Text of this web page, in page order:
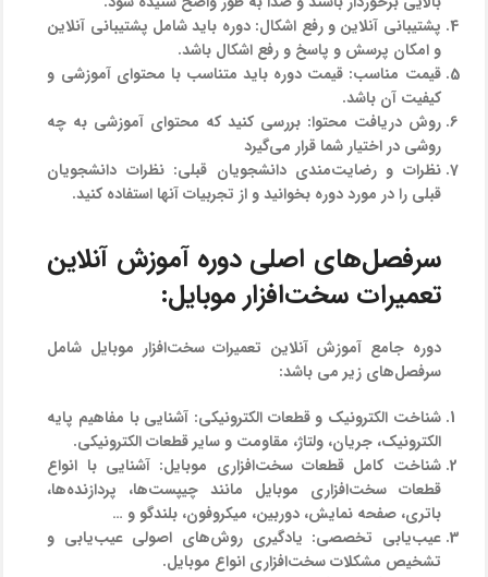
پشتیبانی آنلاین و رفع اشکال: دوره باید شامل پشتیبانی آنلاین
و امکان پرسش و پاسخ و رفع اشکال باشد.
قیمت مناسب: قیمت دوره باید متناسب با محتوای آموزشی و
کیفیت آن باشد.
روش دریافت محتوا: بررسی کنید که محتوای آموزشی به چه
روشی در اختیار شما قرار می‌گیرد
نظرات و رضایت‌مندی دانشجویان قبلی: نظرات دانشجویان
قبلی را در مورد دوره بخوانید و از تجربیات آنها استفاده کنید.
سرفصل‌های اصلی دوره آموزش آنلاین
تعمیرات سخت‌افزار موبایل:
دوره جامع آموزش آنلاین تعمیرات سخت‌افزار موبایل شامل
سرفصل‌های زیر می باشد:
شناخت الکترونیک و قطعات الکترونیکی: آشنایی با مفاهیم پایه
الکترونیک، جریان، ولتاژ، مقاومت و سایر قطعات الکترونیکی.
شناخت کامل قطعات سخت‌افزاری موبایل: آشنایی با انواع
قطعات سخت‌افزاری موبایل مانند چیپست‌ها، پردازنده‌ها،
باتری، صفحه نمایش، دوربین، میکروفون، بلندگو و …
عیب‌یابی تخصصی: یادگیری روش‌های اصولی عیب‌یابی و
تشخیص مشکلات سخت‌افزاری انواع موبایل.